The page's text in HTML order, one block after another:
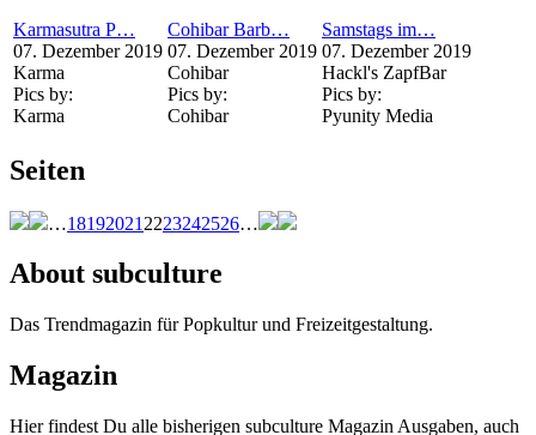
Karmasutra P…
07. Dezember 2019
Karma
Pics by:
Karma
Cohibar Barb…
07. Dezember 2019
Cohibar
Pics by:
Cohibar
Samstags im…
07. Dezember 2019
Hackl's ZapfBar
Pics by:
Pyunity Media
Seiten
…18192021 2223242526…
About subculture
Das Trendmagazin für Popkultur und Freizeitgestaltung.
Magazin
Hier findest Du alle bisherigen subculture Magazin Ausgaben, auch